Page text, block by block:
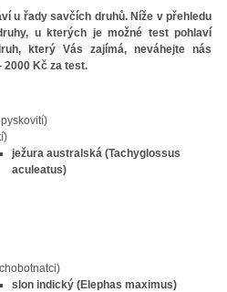
u řady savčích druhů. Níže v přehledu
u kterých je možné test pohlaví
který Vás zajímá, neváhejte nás
2000 Kč za test.
ježura australská (Tachyglossus
aculeatus)
slon indický (Elephas maximus)